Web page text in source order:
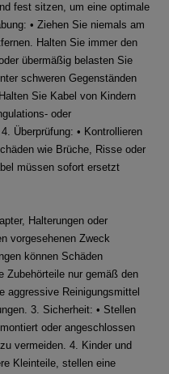
fest sitzen, um eine optimale
• Ziehen Sie niemals am
Halten Sie immer den
übermäßig belasten Sie
schweren Gegenständen
Sie Kabel von Kindern
oder
Überprüfung: • Kontrollieren
wie Brüche, Risse oder
müssen sofort ersetzt
Halterungen oder
vorgesehenen Zweck
können Schäden
Zubehörteile nur gemäß den
aggressive Reinigungsmittel
3. Sicherheit: • Stellen
oder angeschlossen
vermeiden. 4. Kinder und
Kleinteile, stellen eine